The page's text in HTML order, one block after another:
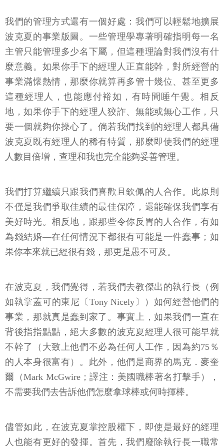
我們的管理方式還有一個好處：我們可以輕鬆地擴展
波克夏的事業版圖。一些管理學專著明確指明每一名
主管只能管理多少名下屬，但這種理論對我們沒有什
麼意義。如果你手下的經理人正直能幹，對所經營的
事業滿懷熱情，那麼你就算再多管十幾位、甚至更多
這種經理人，也能應付裕如，有時間睡午覺。相反
地，如果你手下的經理人狡詐、無能或無心工作，只
要一個就夠你操心了。倘若我們找到的經理人都具備
波克夏既有經理人的稀有特質，那麼即使我們的經理
人數目倍增，查理和我也完全能夠妥善管理。
我們打算繼續只跟我們喜歡且欽佩的人合作。此原則
不僅是我們爭取佳績的最佳保障，還能確保我們享有
美好時光。相反地，跟那些令你反胃的人合作，有如
為錢結婚—在任何情況下都很有可能是一件蠢事；如
果你本來就已經很有錢，那更是愚不可及。
在波克夏，我們覺得，若我們去教傑出的執行長（例
如執掌蓋可的東尼〔Tony Nicely〕）如何經營他們的
事業，那就真是蠢到家了。事實上，如果我們一直在
背後指指點點，絕大多數的波克夏經理人很可能早就
不幹了（大致上他們不必為任何人工作，因為約75％
的人本身很富有）。此外，他們是商界的馬克．麥奎
爾（Mark McGwire；譯注：美國職棒著名打擊手），
不需要我們去告訴他們怎麼拿球棒或何時揮棒。
儘管如此，在波克夏掌控股權下，即使是最好的經理
人也能有更好的發揮。首先，我們廢除執行長一職常